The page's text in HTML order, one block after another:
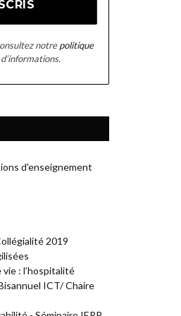
notrepolitique
d'enseignement
2019
: l’hospitalité
ICT/ Chaire